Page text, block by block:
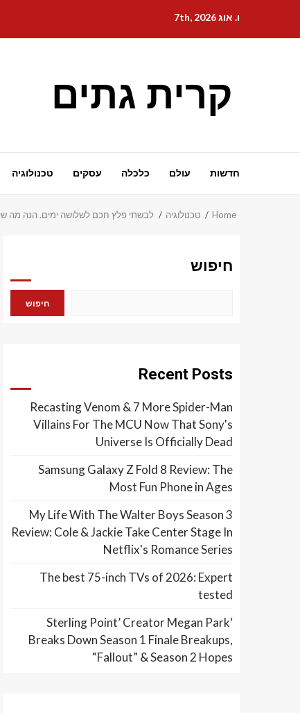
content
ו. אוג 7th, 2026
קרית גתים
חדשות עולם כלכלה עסקים טכנולוגיה
Home טכנולוגיה לבשתי פלץ חכם לשלושה ימים. הנה מה
חיפוש
חיפוש
Recent Posts
Recasting Venom & 7 More Spider-Man
Villains For The MCU Now That Sony's
Universe Is Officially Dead
Samsung Galaxy Z Fold 8 Review: The
Most Fun Phone in Ages
My Life With The Walter Boys Season 3
Review: Cole & Jackie Take Center Stage In
Netflix's Romance Series
The best 75-inch TVs of 2026: Expert
tested
‘Sterling Point’ Creator Megan Park
Breaks Down Season 1 Finale Breakups,
“Fallout” & Season 2 Hopes